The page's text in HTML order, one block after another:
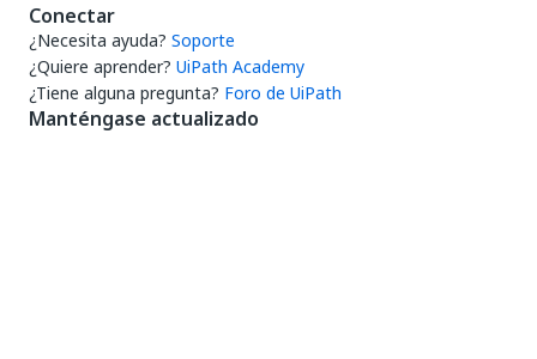
Conectar
¿Necesita ayuda? Soporte
¿Quiere aprender? UiPath Academy
¿Tiene alguna pregunta? Foro de UiPath
Manténgase actualizado